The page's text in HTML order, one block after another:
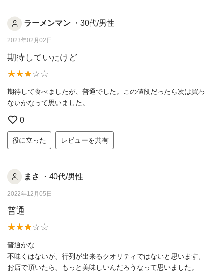
ラーメンマン ・30代/男性
2023年02月02日
期待していたけど
期待して食べましたが、普通でした。この値段だったら次は買わ
ないかなって思いました。
0
役に立った レビューを共有
まさ ・40代/男性
2022年12月05日
普通
普通かな
不味くはないが、行列が出来るクオリティではないと思います。
お店で頂いたら、もっと美味しいんだろうなって思いました。